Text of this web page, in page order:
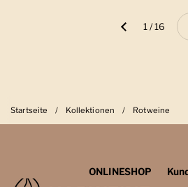
Zurück 1 / 16
Startseite / Kollektionen / Rotweine
ONLINESHOP